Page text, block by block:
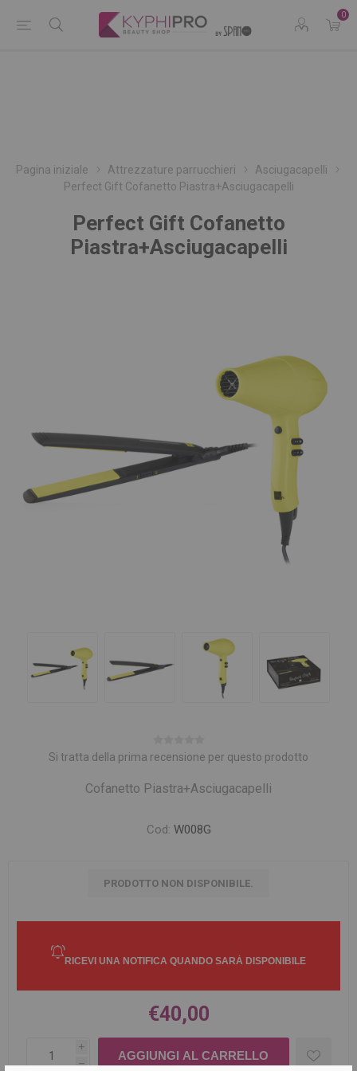
0
Pagina iniziale Attrezzature parrucchieri
Asciugacapelli
Perfect Gift Cofanetto Piastra+Asciugacapelli
Perfect Gift Cofanetto
Piastra+Asciugacapelli
Si tratta della prima recensione per questo prodotto
Cofanetto Piastra+Asciugacapelli
Cod: W008G
PRODOTTO NON DISPONIBILE.
€40,00
i
h